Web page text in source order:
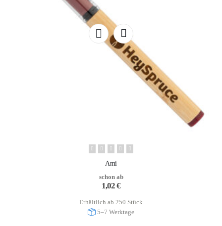
Ami
schon ab
1,02€
Erhältlich ab 250 Stück
5–7 Werktage